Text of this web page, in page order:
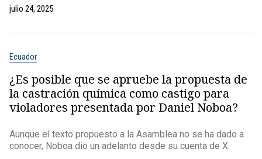
julio 24, 2025
Ecuador
¿Es posible que se apruebe la propuesta de
la castración química como castigo para
violadores presentada por Daniel Noboa?
Aunque el texto propuesto a la Asamblea no se ha dado a
conocer, Noboa dio un adelanto desde su cuenta de X.